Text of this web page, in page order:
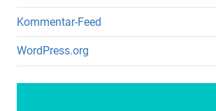
Kommentar-Feed
WordPress.org